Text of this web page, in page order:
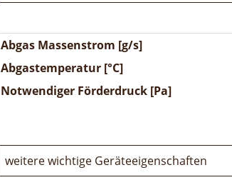
Abgas Massenstrom [g/s]
Abgastemperatur [°C]
Notwendiger Förderdruck [Pa]
weitere wichtige Geräteeigenschaften